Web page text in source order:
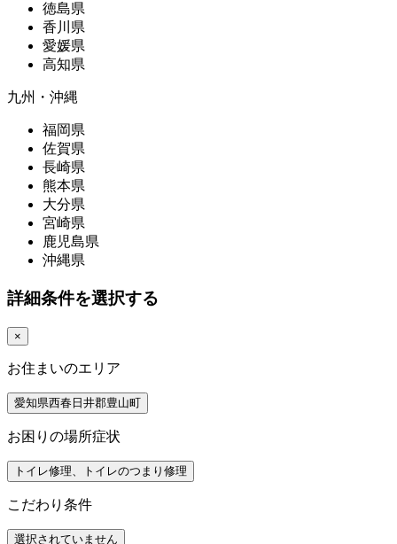
徳島県
香川県
愛媛県
高知県
九州・沖縄
福岡県
佐賀県
長崎県
熊本県
大分県
宮崎県
鹿児島県
沖縄県
詳細条件を選択する
×
お住まいのエリア
愛知県西春日井郡豊山町
お困りの場所症状
トイレ修理、トイレのつまり修理
こだわり条件
選択されていません